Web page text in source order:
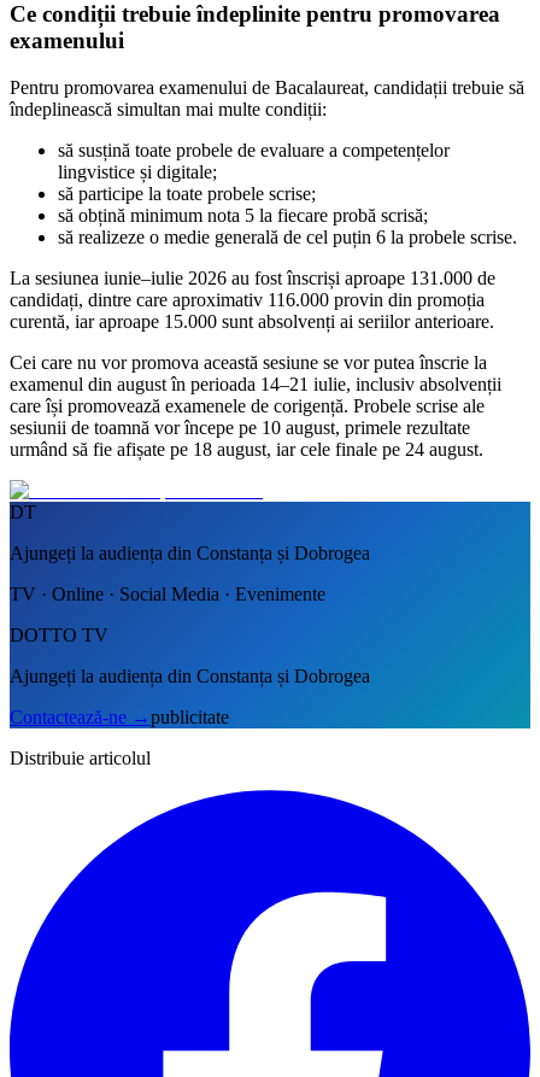
Ce condiții trebuie îndeplinite pentru promovarea
examenului
Pentru promovarea examenului de Bacalaureat, candidații trebuie să
îndeplinească simultan mai multe condiții:
să susțină toate probele de evaluare a competențelor
lingvistice și digitale;
să participe la toate probele scrise;
să obțină minimum nota 5 la fiecare probă scrisă;
să realizeze o medie generală de cel puțin 6 la probele scrise.
La sesiunea iunie–iulie 2026 au fost înscriși aproape 131.000 de
candidați, dintre care aproximativ 116.000 provin din promoția
curentă, iar aproape 15.000 sunt absolvenți ai seriilor anterioare.
Cei care nu vor promova această sesiune se vor putea înscrie la
examenul din august în perioada 14–21 iulie, inclusiv absolvenții
care își promovează examenele de corigență. Probele scrise ale
sesiunii de toamnă vor începe pe 10 august, primele rezultate
urmând să fie afișate pe 18 august, iar cele finale pe 24 august.
DT
Ajungeți la audiența din Constanța și Dobrogea
TV · Online · Social Media · Evenimente
DOTTO TV
Ajungeți la audiența din Constanța și Dobrogea
Contactează-ne →publicitate
Distribuie articolul